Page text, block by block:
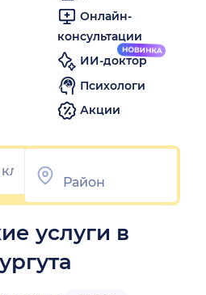
Онлайн-
консультации
ИИ-доктор
Психологи
Акции
услуги в